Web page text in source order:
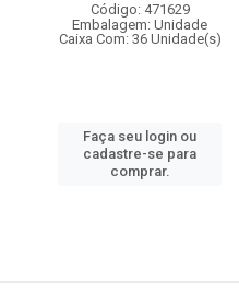
Código: 471629
Embalagem: Unidade
Caixa Com: 36 Unidade(s)
Faça seu login ou
cadastre-se para
comprar.